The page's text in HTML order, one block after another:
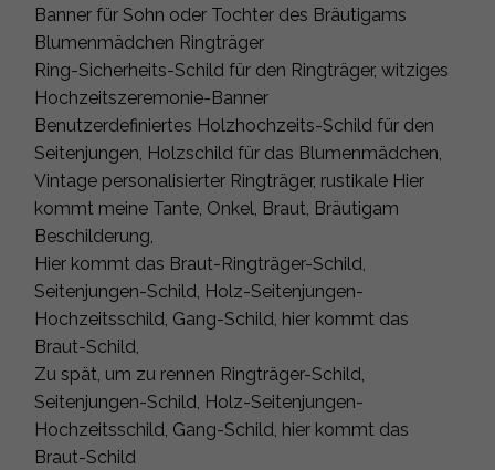
Banner für Sohn oder Tochter des Bräutigams
Blumenmädchen Ringträger
Ring-Sicherheits-Schild für den Ringträger, witziges
Hochzeitszeremonie-Banner
Benutzerdefiniertes Holzhochzeits-Schild für den
Seitenjungen, Holzschild für das Blumenmädchen,
Vintage personalisierter Ringträger, rustikale Hier
kommt meine Tante, Onkel, Braut, Bräutigam
Beschilderung,
Hier kommt das Braut-Ringträger-Schild,
Seitenjungen-Schild, Holz-Seitenjungen-
Hochzeitsschild, Gang-Schild, hier kommt das
Braut-Schild,
Zu spät, um zu rennen Ringträger-Schild,
Seitenjungen-Schild, Holz-Seitenjungen-
Hochzeitsschild, Gang-Schild, hier kommt das
Braut-Schild